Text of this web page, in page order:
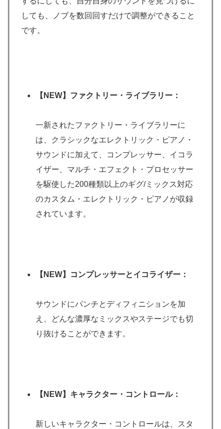
しても、ノブを数回回すだけで調整ができること
です。
【NEW】 ファクトリー・ライブラリー：
一新されたファクトリー・ライブラリーに
は、クラシックなエレクトリック・ピアノ・
サウンドに加えて、コンプレッサー、イコラ
イザー、マルチ・エフェクト・プロセッサー
を駆使した200種類以上のギグ/ミックス対応
のカスタム・エレクトリック・ピアノが収録
されています。
【NEW】 コンプレッサーとイコライザー：
サウンドにパンチとディフィニションを加
え、どんな濃厚なミックスやステージでも切
り抜けることができます。
【NEW】 キャラクター・コントロール：
新しいキャラクター・コントロールは、スタ